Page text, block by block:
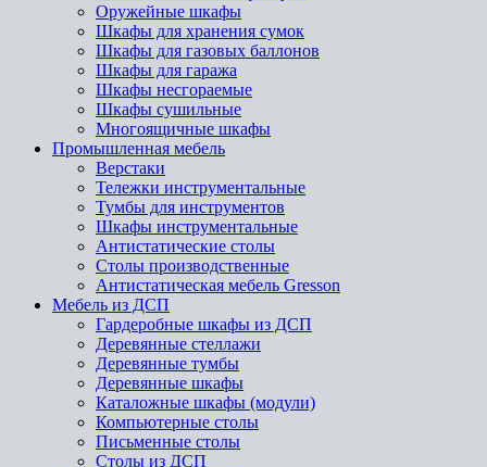
Оружейные шкафы
Шкафы для хранения сумок
Шкафы для газовых баллонов
Шкафы для гаража
Шкафы несгораемые
Шкафы сушильные
Многоящичные шкафы
Промышленная мебель
Верстаки
Тележки инструментальные
Тумбы для инструментов
Шкафы инструментальные
Антистатические столы
Столы производственные
Антистатическая мебель Gresson
Мебель из ДСП
Гардеробные шкафы из ДСП
Деревянные стеллажи
Деревянные тумбы
Деревянные шкафы
Каталожные шкафы (модули)
Компьютерные столы
Письменные столы
Столы из ДСП